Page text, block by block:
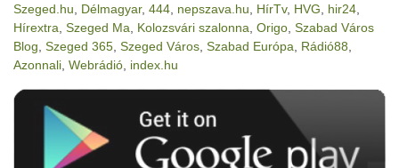
Szeged.hu Délmagyar, 444 nepszava.hu HírTv, HVG hir24
Hírextra Szeged Ma Kolozsvári szalonna Origo Szabad Város
Blog Szeged 365 Szeged Város Szabad Európa Rádió88
Azonnali Webrádió index.hu